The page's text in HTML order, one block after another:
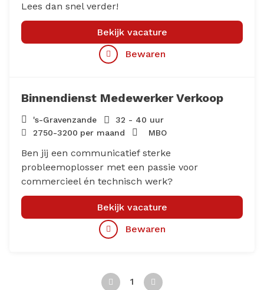
Lees dan snel verder!
Bekijk vacature
Bewaren
Binnendienst Medewerker Verkoop
's-Gravenzande
32 - 40 uur
2750-3200 per maand MBO
Ben jij een communicatief sterke
probleemoplosser met een passie voor
commercieel én technisch werk?
Bekijk vacature
Bewaren
Vorige
1